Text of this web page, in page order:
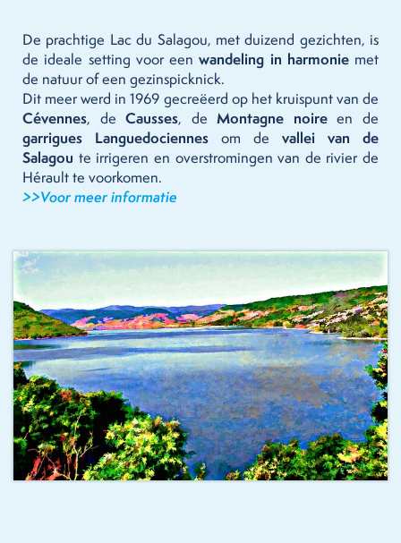
De prachtige Lac du Salagou, met duizend gezichten, is
de ideale setting voor eenwandeling in harmoniemet
de natuur of een gezinspicknick.
Dit meer werd in 1969 gecreëerd op het kruispunt van de
Cévennes, deCausses, deMontagne noireen de
garrigues Languedociennes om de vallei van de
Salagou te irrigeren en overstromingen van de rivier de
Hérault te voorkomen.
>>Voor meer informatie